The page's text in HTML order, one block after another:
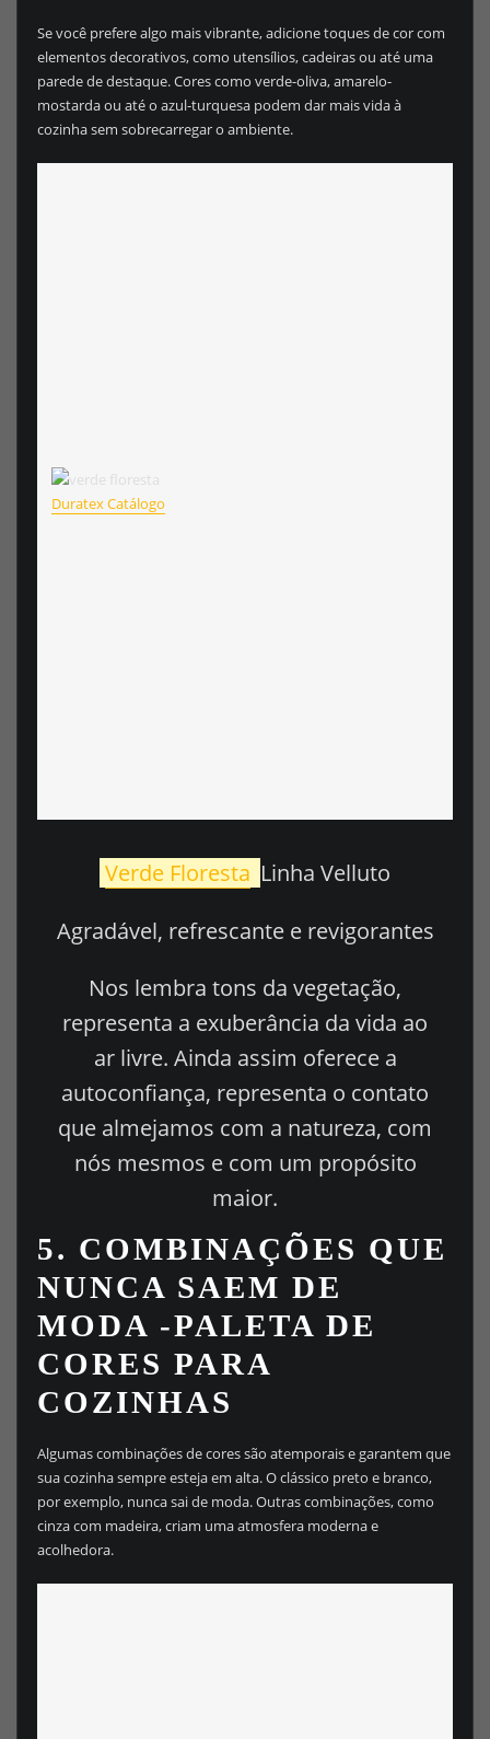
Se você prefere algo mais vibrante, adicione toques de cor com
elementos decorativos, como utensílios, cadeiras ou até uma
parede de destaque. Cores como verde-oliva, amarelo-
mostarda ou até o azul-turquesa podem dar mais vida à
cozinha sem sobrecarregar o ambiente.
Duratex Catálogo
Verde Floresta Linha Velluto
Agradável, refrescante e revigorantes
Nos lembra tons da vegetação,
representa a exuberância da vida ao
ar livre. Ainda assim oferece a
autoconfiança, representa o contato
que almejamos com a natureza, com
nós mesmos e com um propósito
maior.
5. COMBINAÇÕES QUE
NUNCA SAEM DE
MODA -PALETA DE
CORES PARA
COZINHAS
Algumas combinações de cores são atemporais e garantem que
sua cozinha sempre esteja em alta. O clássico preto e branco,
por exemplo, nunca sai de moda. Outras combinações, como
cinza com madeira, criam uma atmosfera moderna e
acolhedora.